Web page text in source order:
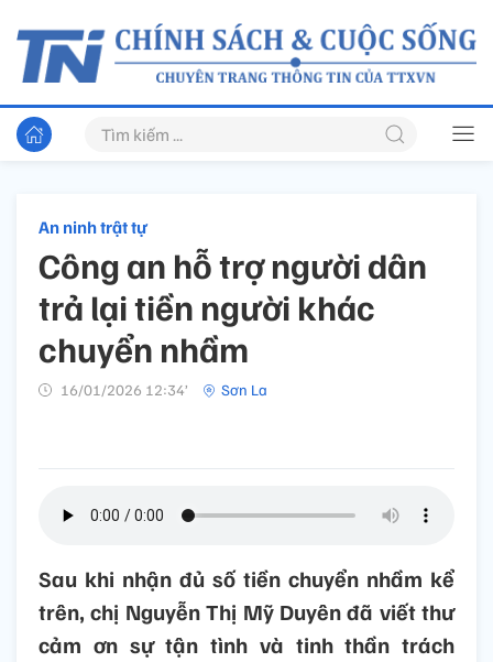
An ninh trật tự
Công an hỗ trợ người dân
trả lại tiền người khác
chuyển nhầm
16/01/2026 12:34’ Sơn La
Sau khi nhận đủ số tiền chuyển nhầm kể
trên, chị Nguyễn Thị Mỹ Duyên đã viết thư
cảm ơn sự tận tình và tinh thần trách